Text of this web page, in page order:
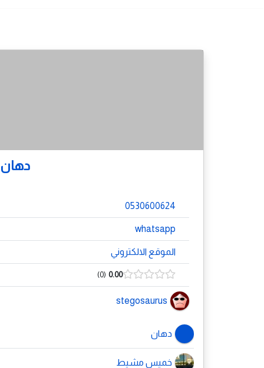
0530600624
whatsapp
الموقع الالكتروني
0.00
0
stegosaurus
دهان
خميس مشيط